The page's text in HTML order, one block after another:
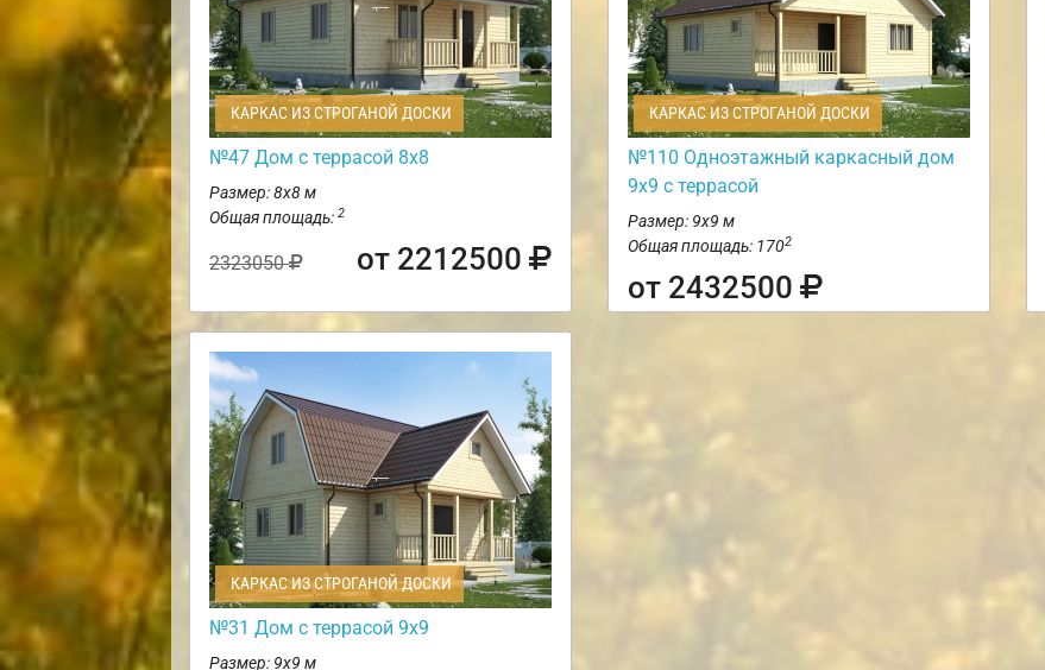
КАРКАС ИЗ СТРОГАНОЙ ДОСКИ
№47 Дом с террасой 8х8
Размер: 8х8 м
Общая площадь: 2
2323050 от 2212500
КАРКАС ИЗ СТРОГАНОЙ ДОСКИ
№110 Одноэтажный каркасный дом
9х9 с террасой
Размер: 9х9 м
Общая площадь: 1702
от 2432500
КАРКАС ИЗ СТРОГАНОЙ ДОСКИ
№31 Дом с террасой 9х9
Размер: 9х9 м